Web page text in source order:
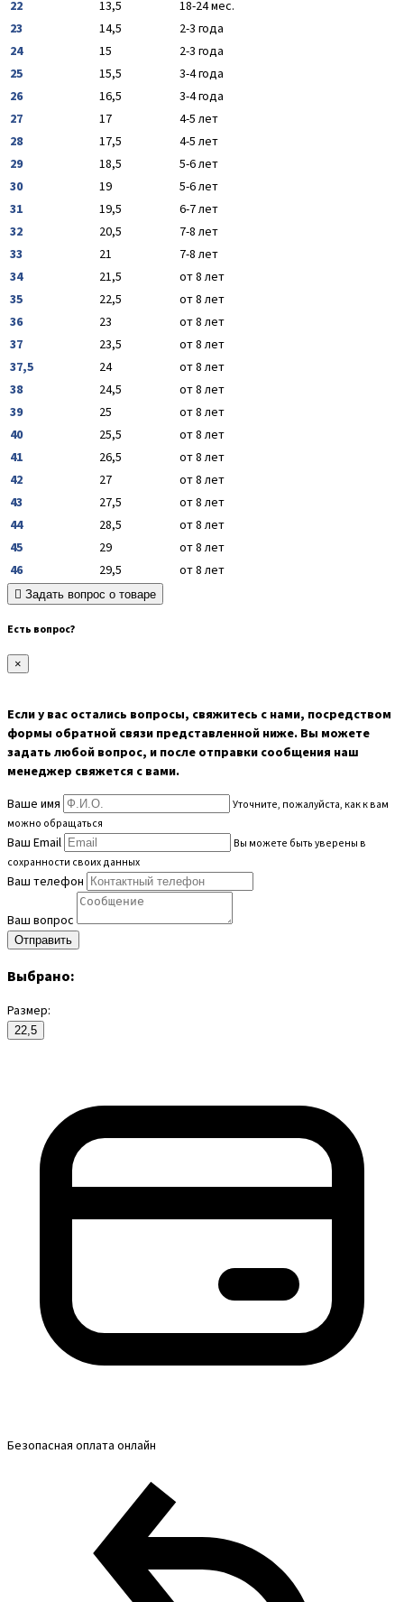
22 13,5
18-24 мес.
23
14,5
2-3 года
24
15
2-3 года
25
15,5
3-4 года
26
16,5
3-4 года
27
17
4-5 лет
28
17,5
4-5 лет
29
18,5
5-6 лет
30
19
5-6 лет
31
19,5
6-7 лет
32
20,5
7-8 лет
33
21
7-8 лет
34
21,5
от 8 лет
35
22,5
от 8 лет
36
23
от 8 лет
37
23,5
от 8 лет
37,5
24
от 8 лет
38
24,5
от 8 лет
39
25
от 8 лет
40
25,5
от 8 лет
41
26,5
от 8 лет
42
27
от 8 лет
43
27,5
от 8 лет
44
28,5
от 8 лет
45
29
от 8 лет
46
29,5 от 8 лет
Задать вопрос о товаре
Есть вопрос?
×
Если у вас остались вопросы, свяжитесь с нами, посредством
формы обратной связи представленной ниже. Вы можете
задать любой вопрос, и после отправки сообщения наш
менеджер свяжется с вами.
Ваше имя
Уточните, пожалуйста, как к вам
можно обращаться
Ваш Email
Вы можете быть уверены в
сохранности своих данных
Ваш телефон
Ваш вопрос
Выбрано:
Размер:
22,5
Безопасная оплата онлайн